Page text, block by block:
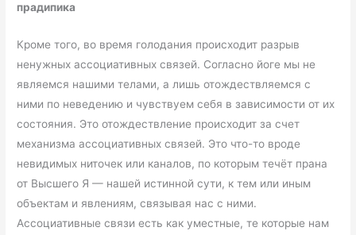
прадипика
Кроме того, во время голодания происходит разрыв
ненужных ассоциативных связей. Согласно йоге мы не
являемся нашими телами, а лишь отождествляемся с
ними по неведению и чувствуем себя в зависимости от их
состояния. Это отождествление происходит за счет
механизма ассоциативных связей. Это что-то вроде
невидимых ниточек или каналов, по которым течёт прана
от Высшего Я — нашей истинной сути, к тем или иным
объектам и явлениям, связывая нас с ними.
Ассоциативные связи есть как уместные, те которые нам